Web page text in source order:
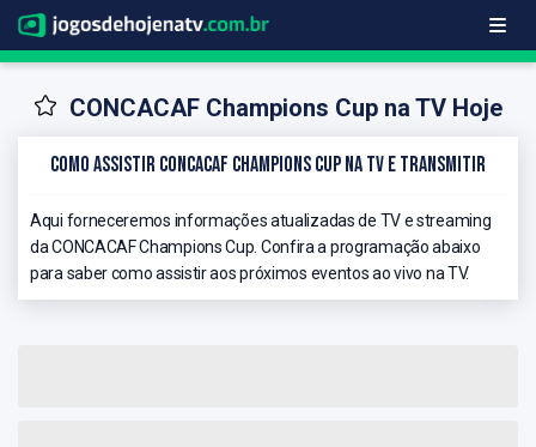
CONCACAF Champions Cup na TV Hoje
Como Assistir CONCACAF Champions Cup na TV e Transmitir
Aqui forneceremos informações atualizadas de TV e streaming
da CONCACAF Champions Cup. Confira a programação abaixo
para saber como assistir aos próximos eventos ao vivo na TV.